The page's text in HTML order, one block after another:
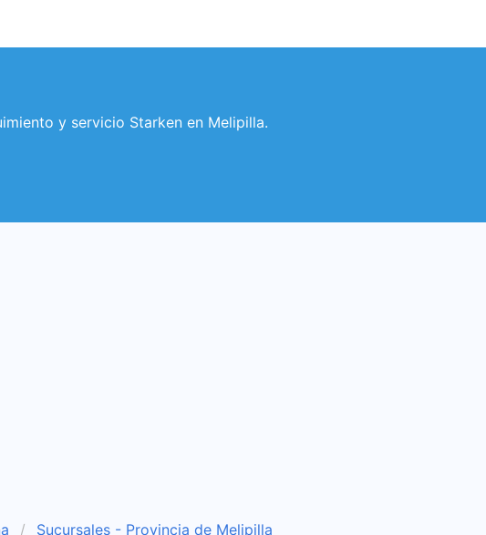
y servicio Starken en Melipilla.
Sucursales - Provincia de Melipilla